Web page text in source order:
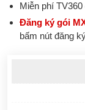
Miễn phí TV360
Đăng ký gói
bấm nút đăng